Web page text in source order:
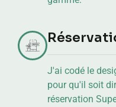
J'ai codé le
pour qu'il soit
réservation